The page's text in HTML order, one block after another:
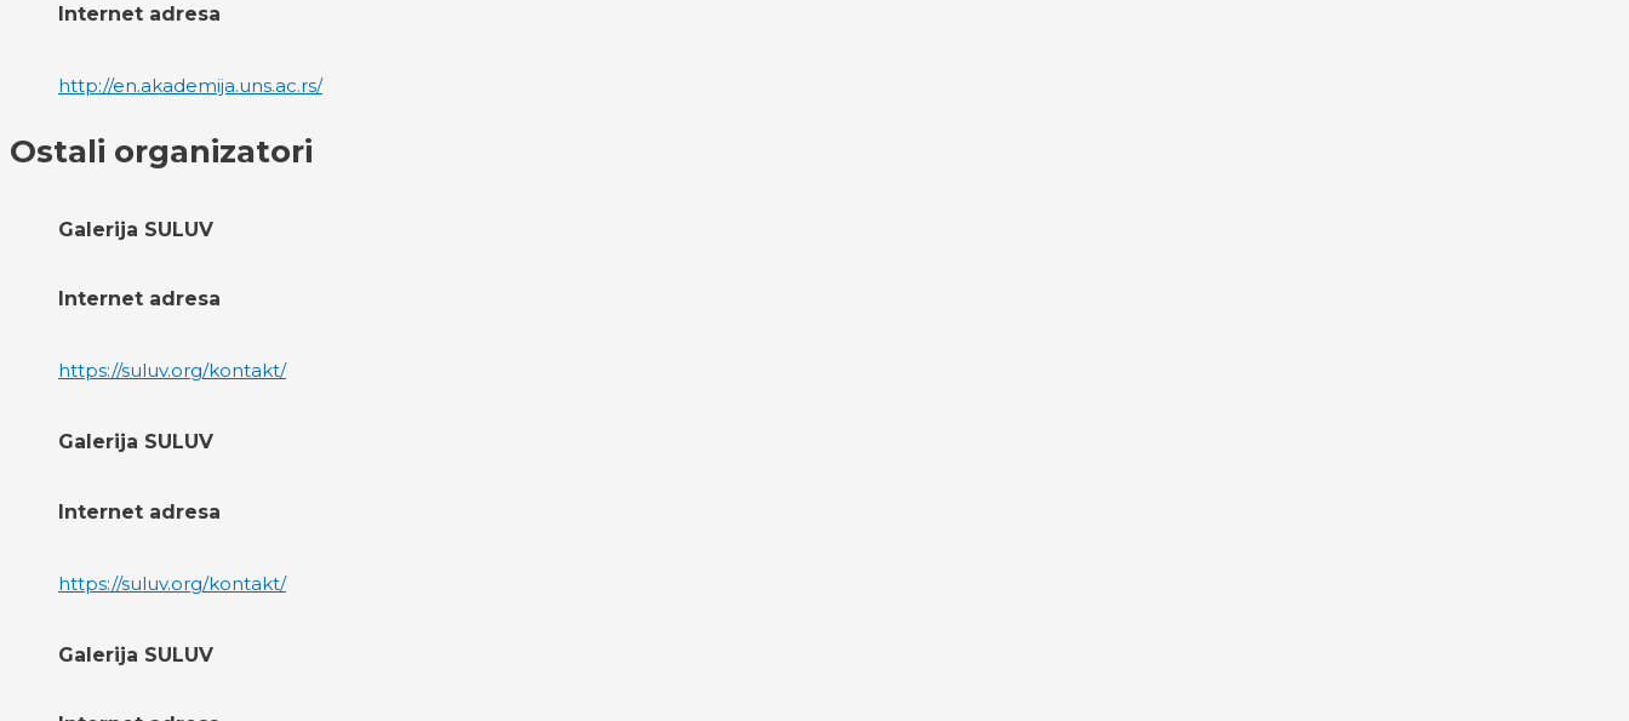
Internet adresa
http://en.akademija.uns.ac.rs/
Ostali organizatori
Galerija SULUV
Internet adresa
https://suluv.org/kontakt/
Galerija SULUV
Internet adresa
https://suluv.org/kontakt/
Galerija SULUV